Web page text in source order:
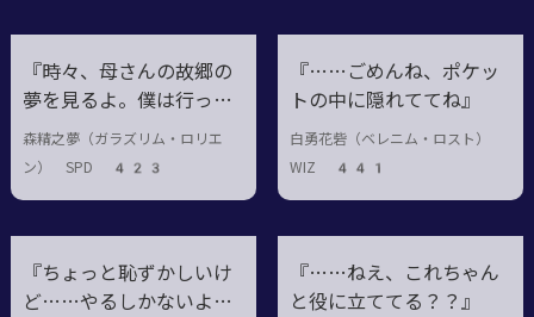
『時々、母さんの故郷の
夢を見るよ。僕は行った
ことがないから、あくま
で僕の中のイメージだけ
森精之夢（ガラズリム・ロリエ
ン） SPD 423
『……ごめんね、ポケッ
トの中に隠れててね』
白勇花砦（ベレニム・ロスト）
WIZ 441
『ちょっと恥ずかしいけ
ど……やるしかないよ
『……ねえ、これちゃん
と役に立ててる？？』